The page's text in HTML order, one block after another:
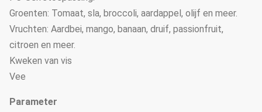
Groenten: Tomaat, sla, broccoli, aardappel, olijf en meer.
Vruchten: Aardbei, mango, banaan, druif, passionfruit,
citroen en meer.
Kweken van vis
Vee
Parameter